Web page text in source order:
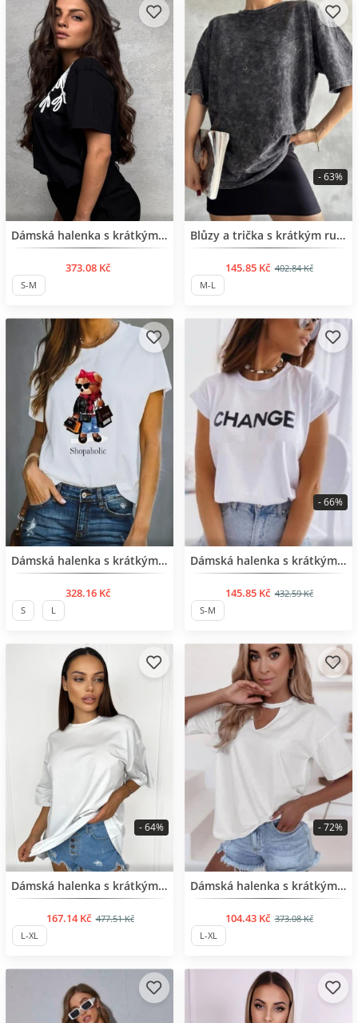
Нов продуктDámská halenka s krátkým rukávem
373.08 Kč
S-M
BESTSELLERBlůzy a trička s krátkým rukávem
145.85 Kč 402.84 Kč
- 63%
M-L
BESTSELLERDámská halenka s krátkým rukávem
328.16 Kč
S L
BESTSELLERDámská halenka s krátkým rukávem
145.85 Kč 432.59 Kč
- 66%
S-M
BESTSELLERDámská halenka s krátkým rukávem
167.14 Kč 477.51 Kč
- 64%
L-XL
BESTSELLERDámská halenka s krátkým rukávem
104.43 Kč 373.08 Kč
- 72%
L-XL